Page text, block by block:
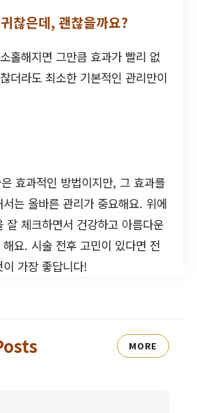
찮은데, 괜찮을까요?
홀해지면 그만큼 효과가 빨리 없
더라도 최소한 기본적인 관리만이
효과적인 방법이지만, 그 효과를
는 올바른 관리가 중요해요. 위에
잘 체크하면서 건강하고 아름다운
요. 시술 전후 고민이 있다면 전
가장 좋답니다!
MORE